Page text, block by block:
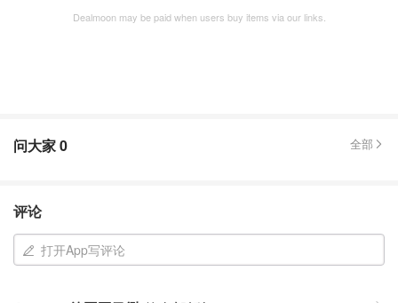
Dealmoon may be paid when users buy items via our links.
问大家0 全部
评论
打开App写评论